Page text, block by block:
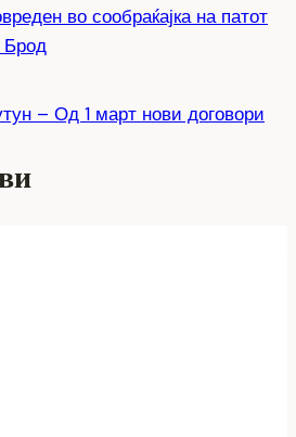
во сообраќајка на патот
– Од 1 март нови договори